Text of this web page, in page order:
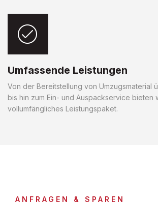
Umfassende Leistungen
Von der Bereitstellung von Umzugsmaterial
bis hin zum Ein- und Auspackservice bieten
vollumfängliches Leistungspaket.
ANFRAGEN & SPAREN